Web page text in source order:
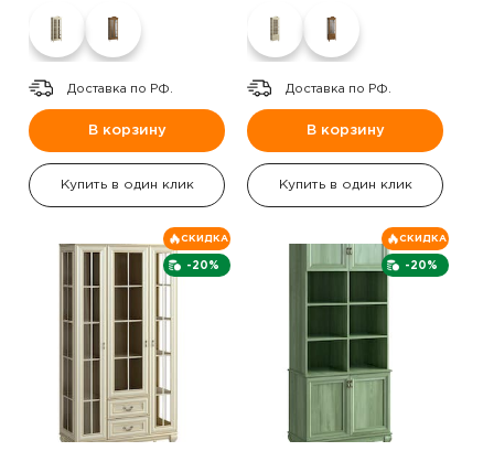
Доставка по РФ.
В корзину
Купить в один клик
Доставка по РФ.
В корзину
Купить в один клик
-20%
СКИДКА
-20%
СКИДКА